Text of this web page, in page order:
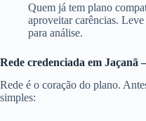
Quem já tem plano
aproveitar carências.
para análise.
Rede credenciada em Jaçanã
Rede é o coração do plano.
simples: